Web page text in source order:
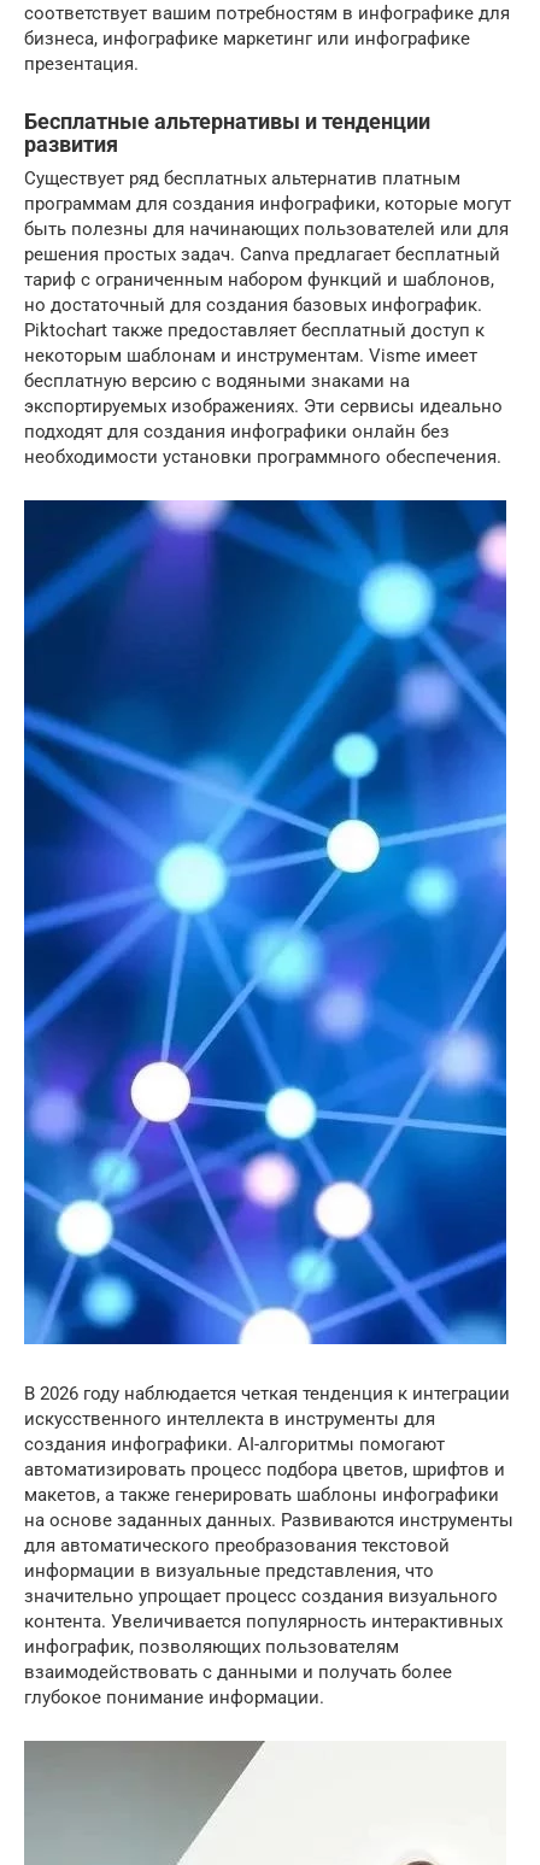
соответствует вашим потребностям в инфографике для
бизнеса, инфографике маркетинг или инфографике
презентация.
Бесплатные альтернативы и тенденции
развития
Существует ряд бесплатных альтернатив платным
программам для создания инфографики, которые могут
быть полезны для начинающих пользователей или для
решения простых задач. Canva предлагает бесплатный
тариф с ограниченным набором функций и шаблонов,
но достаточный для создания базовых инфографик.
Piktochart также предоставляет бесплатный доступ к
некоторым шаблонам и инструментам. Visme имеет
бесплатную версию с водяными знаками на
экспортируемых изображениях. Эти сервисы идеально
подходят для создания инфографики онлайн без
необходимости установки программного обеспечения.
В 2026 году наблюдается четкая тенденция к интеграции
искусственного интеллекта в инструменты для
создания инфографики. AI-алгоритмы помогают
автоматизировать процесс подбора цветов, шрифтов и
макетов, а также генерировать шаблоны инфографики
на основе заданных данных. Развиваются инструменты
для автоматического преобразования текстовой
информации в визуальные представления, что
значительно упрощает процесс создания визуального
контента. Увеличивается популярность интерактивных
инфографик, позволяющих пользователям
взаимодействовать с данными и получать более
глубокое понимание информации.